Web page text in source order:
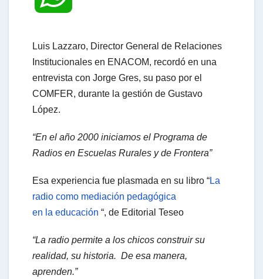
A
p
Luis Lazzaro, Director General de Relaciones
Institucionales en ENACOM, recordó en una
entrevista con Jorge Gres, su paso por el
COMFER, durante la gestión de Gustavo
López.
“En el año 2000 iniciamos el Programa de
Radios en Escuelas Rurales y de Frontera”
Esa experiencia fue plasmada en su libro “La
radio como mediación pedagógica
en la educación “, de Editorial Teseo
“La radio permite a los chicos construir su
realidad, su historia. De esa manera,
aprenden.”